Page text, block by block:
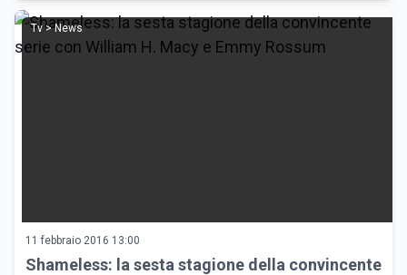
Tv > News
11 febbraio 2016 13:00
Shameless: la sesta stagione della convincente